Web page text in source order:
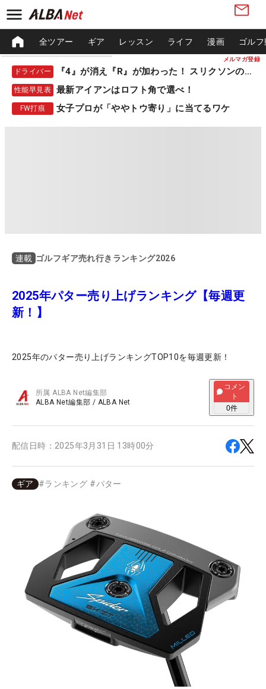
メルマガ登録
全ツアー ギア レッスン ライフ 漫画 ゴル
ドライバー 『4』が消え『R』が加わった！ スリクソンの新作
性能早見表 最新アイアンはロフト角で選べ！
FW打痕 女子プロが「ややトウ寄り」に当てるワケ
連載 ゴルフギア売れ行きランキング2026
2025年パター売り上げランキング【毎週更
新！】
2025年のパター売り上げランキングTOP10を毎週更新！
所属ALBA Net編集部
ALBA Net編集部 / ALBA Net
コメン
ト
0件
配信日時： 2025年3月31日 13時00分
ギア #ランキング #パター